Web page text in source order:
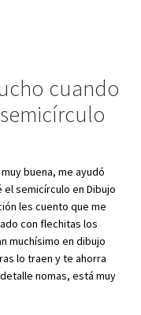
cuando
buena, me ayudó
semicírculo en Dibujo
les cuento que me
con flechitas los
muchísimo en dibujo
lo traen y te ahorra
nomas, está muy